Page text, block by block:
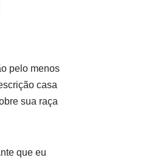
pelo menos
casa
sua raça
que eu